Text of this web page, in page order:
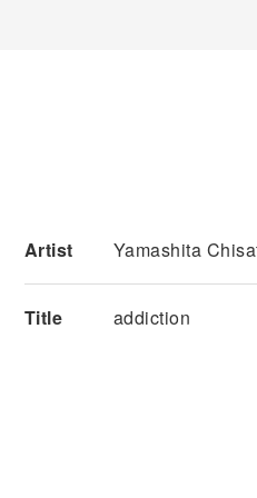
Artist Yamashita
Title addiction